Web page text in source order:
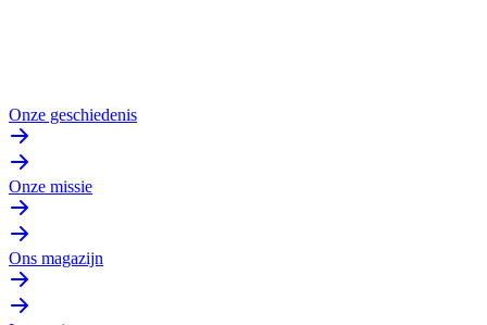
Onze geschiedenis
Onze missie
Ons magazijn